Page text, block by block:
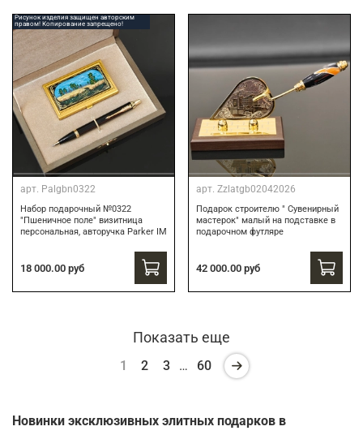
Рисунок изделия защищен авторским
правом! Копирование запрещено!
арт. Palgbn0322
Набор подарочный №0322
"Пшеничное поле" визитница
персональная, авторучка Parker IM
18 000.00 руб
арт. Zzlatgb02042026
Подарок строителю " Сувенирный
мастерок" малый на подставке в
подарочном футляре
42 000.00 руб
Показать еще
1 2 3 … 60
Новинки эксклюзивных элитных подарков в